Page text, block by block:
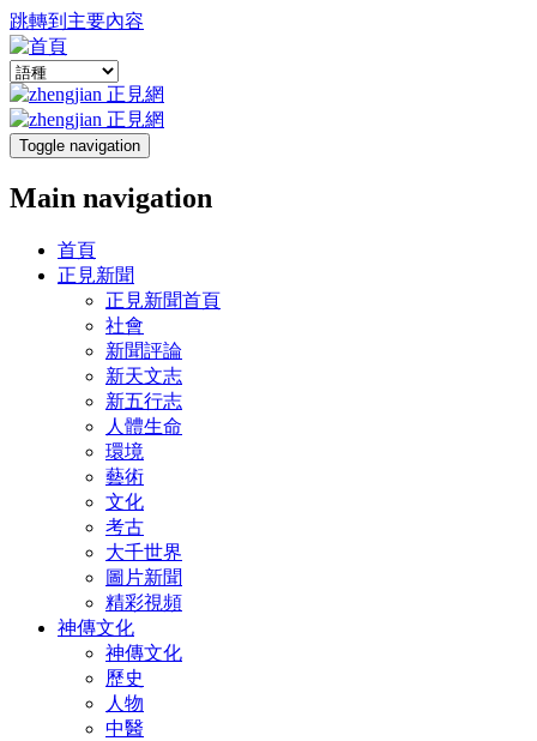
跳轉到主要內容
Toggle navigation
Main navigation
首頁
正見新聞
正見新聞首頁
社會
新聞評論
新天文志
新五行志
人體生命
環境
藝術
文化
考古
大千世界
圖片新聞
精彩視頻
神傳文化
神傳文化
歷史
人物
中醫